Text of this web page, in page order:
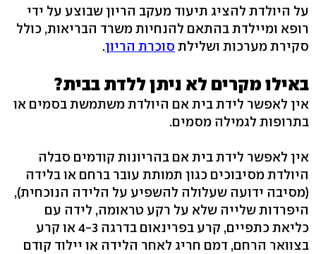
על היולדת להציג תיעוד מעקב הריון שבוצע על ידי
רופא ומיילדת בהתאם להנחיות משרד הבריאות, כולל
סקירת מערכות ושלילת סוכרת הריון.
באילו מקרים לא ניתן ללדת בבית?
אין לאפשר לידת בית אם היולדת משתמשת בסמים או
בתרופות לגמילה מסמים.
אין לאפשר לידת בית אם בהריונות קודמים סבלה
היולדת מסיבוכים כגון תמותת עובר ברחם או בלידה
(מסיבה ידועה שעלולה להשפיע על הלידה הנוכחית),
היפרדות שלייה שלא על רקע טראומה, לידה עם
כליאת כתפיים, קרע בפרינאום בדרגה 4-3 או קרע
בצוואר הרחם, דמם חריג לאחר הלידה או יילוד קודם